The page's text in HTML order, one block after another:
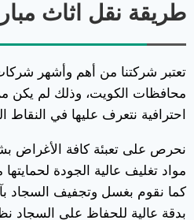
طريقة نقل اثاث
تعتبر شركتنا من أهم وأشهر
محافظات الكويت، وذلك لم يكن
احترافية نتعرف عليها في النقاط
نحرص على تعبئة كافة الأغراض
مواد تغليف عالية الجودة
كما نقوم بغسل وتجفيف السجاد
بدقة عالية للحفاظ على السجاد